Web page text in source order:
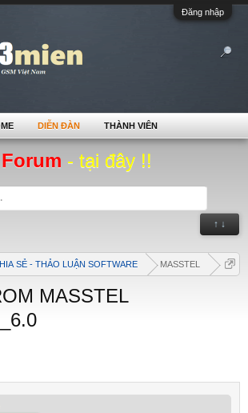
Đăng nhập
- tại đây !!
↑ ↓
SẺ - THẢO LUẬN SOFTWARE MASSTEL
MASSTEL
DIỄN ĐÀN THÀNH VIÊN